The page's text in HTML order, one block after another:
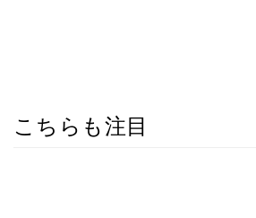
こちらも注目